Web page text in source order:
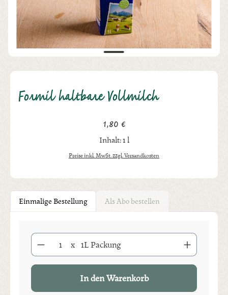
Formil haltbare Vollmilch
Regulärer Preis:
1,80 €
Inhalt:1 l
Preise inkl. MwSt. zzgl. Versandkosten
Einmalige Bestellung Als Abo bestellen
Produkt Anzahl: Gib den gewünschten Wert ein oder benutze
x 1L Packung
In den Warenkorb